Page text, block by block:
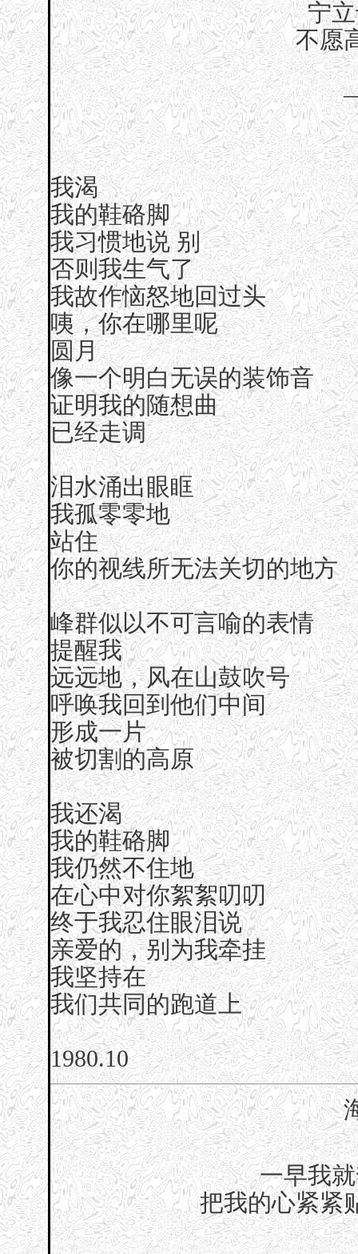
宁
不愿
我渴
我的鞋硌脚
我习惯地说 别
否则我生气了
我故作恼怒地回过头
咦，你在哪里呢
圆月
像一个明白无误的装饰音
证明我的随想曲
已经走调
泪水涌出眼眶
我孤零零地
站住
你的视线所无法关切的地方
峰群似以不可言喻的表情
提醒我
远远地，风在山鼓吹号
呼唤我回到他们中间
形成一片
被切割的高原
我还渴
我的鞋硌脚
我仍然不住地
在心中对你絮絮叨叨
终于我忍住眼泪说
亲爱的，别为我牵挂
我坚持在
我们共同的跑道上
1980.10
一早我
把我的心紧